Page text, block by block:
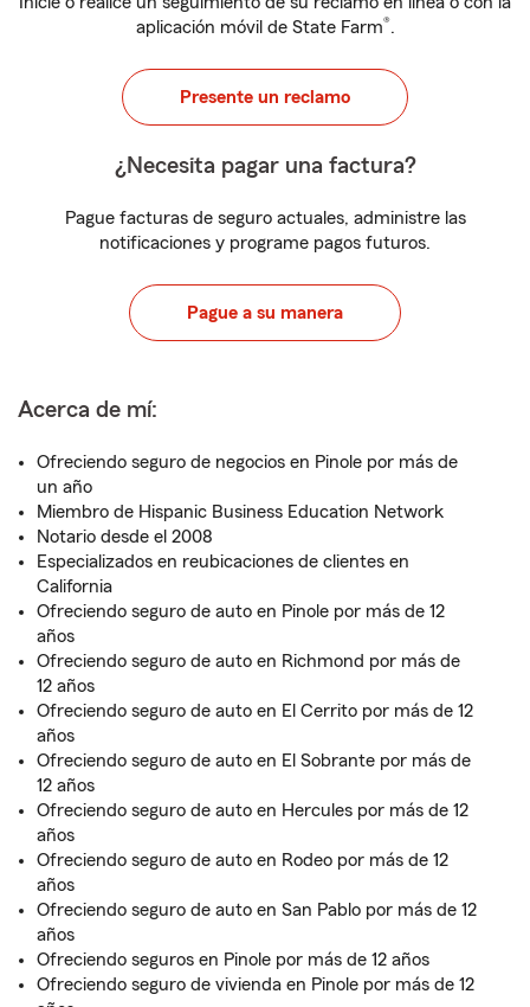
aplicación móvil de State Farm®.
Presente un reclamo
¿Necesita pagar una factura?
Pague facturas de seguro actuales, administre las
notificaciones y programe pagos futuros.
Pague a su manera
Acerca de mí:
Ofreciendo seguro de negocios en Pinole por más de
un año
Miembro de Hispanic Business Education Network
Notario desde el 2008
Especializados en reubicaciones de clientes en
California
Ofreciendo seguro de auto en Pinole por más de 12
años
Ofreciendo seguro de auto en Richmond por más de
12 años
Ofreciendo seguro de auto en El Cerrito por más de 12
años
Ofreciendo seguro de auto en El Sobrante por más de
12 años
Ofreciendo seguro de auto en Hercules por más de 12
años
Ofreciendo seguro de auto en Rodeo por más de 12
años
Ofreciendo seguro de auto en San Pablo por más de 12
años
Ofreciendo seguros en Pinole por más de 12 años
Ofreciendo seguro de vivienda en Pinole por más de 12